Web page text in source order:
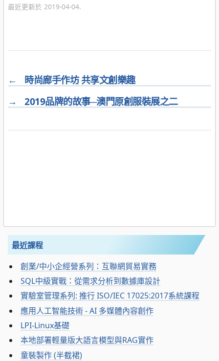
最近更新於 2019-04-04.
←
時尚廊手作坊 共享文創樂趣
→
2019品牌的故事─澳門原創服裝展之二
最近課程
創業/中小企經營系列：互聯網貿易實務
SQL中級實戰：從需求分析到數據庫設計
實驗室管理系列: 推行 ISO/IEC 17025:2017系統課程
應用人工智能技術 - AI 多媒體內容創作
LPI-Linux基礎
本地部署輕量版大語言模型與RAG實作
童裝製作 (半截裙)